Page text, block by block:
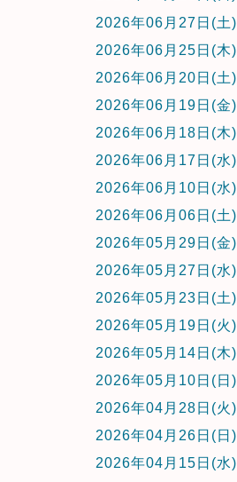
2026年06月27日(土)
2026年06月25日(木)
2026年06月20日(土)
2026年06月19日(金)
2026年06月18日(木)
2026年06月17日(水)
2026年06月10日(水)
2026年06月06日(土)
2026年05月29日(金)
2026年05月27日(水)
2026年05月23日(土)
2026年05月19日(火)
2026年05月14日(木)
2026年05月10日(日)
2026年04月28日(火)
2026年04月26日(日)
2026年04月15日(水)